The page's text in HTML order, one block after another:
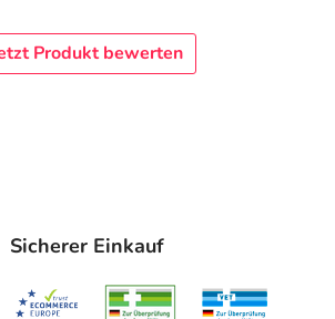
mg Filmtabletten verursachen keinen
ist Voraussetzung für körperliche
und Wohlbefinden.
Produkt bewerten
Sicherer Einkauf